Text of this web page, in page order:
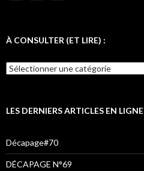
e
o
t
e
t
g
m
À CONSULTER (ET LIRE) :
LES DERNIERS ARTICLES EN LIGNE
Décapage#70
DÉCAPAGE N°69